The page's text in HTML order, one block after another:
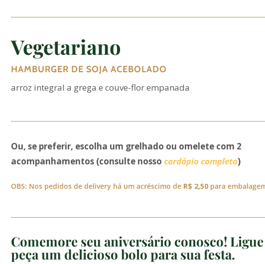
Vegetariano
HAMBURGER DE SOJA ACEBOLADO
arroz integral a grega e couve-flor empanada
Ou, se preferir, escolha um grelhado ou omelete com 2
acompanhamentos (consulte nosso cardápio completo)
OBS: Nos pedidos de delivery há um acréscimo de R$ 2,50 para
Comemore seu aniversário conosco!
peça um delicioso bolo para sua festa.